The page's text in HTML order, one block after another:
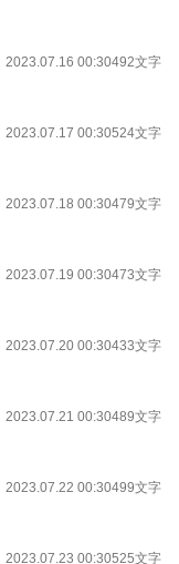
2023.07.16 00:30492文字
2023.07.17 00:30524文字
2023.07.18 00:30479文字
2023.07.19 00:30473文字
2023.07.20 00:30433文字
2023.07.21 00:30489文字
2023.07.22 00:30499文字
2023.07.23 00:30525文字